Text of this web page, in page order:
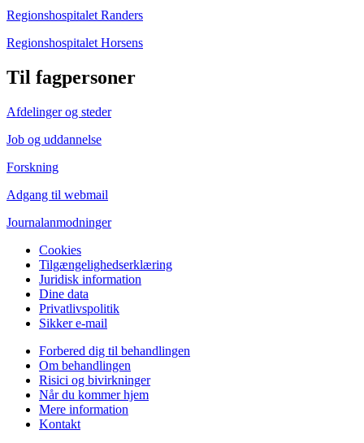
Regionshospitalet Randers
Regionshospitalet Horsens
Til fagpersoner
Afdelinger og steder
Job og uddannelse
Forskning
Adgang til webmail
Journalanmodninger
Cookies
Tilgængelighedserklæring
Juridisk information
Dine data
Privatlivspolitik
Sikker e-mail
Forbered dig til behandlingen
Om behandlingen
Risici og bivirkninger
Når du kommer hjem
Mere information
Kontakt